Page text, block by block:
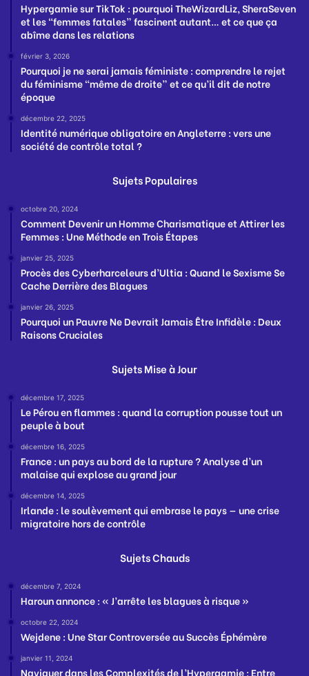
Hypergamie sur TikTok : pourquoi TheWizardLiz, SheraSeven
et les “femmes fatales” fascinent autant… et ce que ça
abîme dans les relations
février 3, 2026
Pourquoi je ne serai jamais féministe : comprendre le rejet
du féminisme “même de droite” et ce qu’il dit de notre
époque
décembre 22, 2025
Identité numérique obligatoire en Angleterre : vers une
société de contrôle total ?
Sujets Populaires
octobre 20, 2024
Comment Devenir un Homme Charismatique et Attirer les
Femmes : Une Méthode en Trois Étapes
janvier 25, 2025
Procès des Cyberharceleurs d’Ultia : Quand le Sexisme Se
Cache Derrière des Blagues
janvier 26, 2025
Pourquoi un Pauvre Ne Devrait Jamais Être Infidèle : Deux
Raisons Cruciales
Sujets Mise à Jour
décembre 17, 2025
Le Pérou en flammes : quand la corruption pousse tout un
peuple à bout
décembre 16, 2025
France : un pays au bord de la rupture ? Analyse d’un
malaise qui explose au grand jour
décembre 14, 2025
Irlande : le soulèvement qui embrase le pays — une crise
migratoire hors de contrôle
Sujets Chauds
décembre 7, 2024
Haroun annonce : « J’arrête les blagues à risque »
octobre 22, 2024
Wejdene : Une Star Controversée au Succès Éphémère
janvier 11, 2024
Naviguer dans les Complexités de l’Hypergamie : Entre